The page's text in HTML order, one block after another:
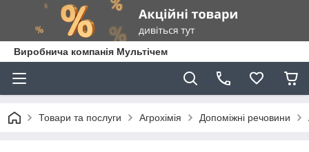
Виробнича компанія Мультічем
Товари та послуги Агрохімія Допоміжні речовини